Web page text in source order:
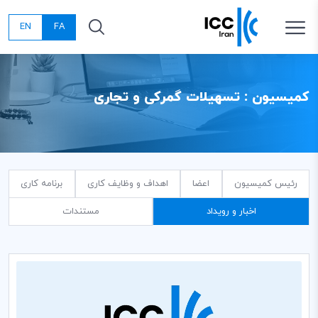
FA
EN
کمیسیون : تسهیلات گمرکی و تجاری
رئیس کمیسیون اعضا اهداف و وظایف کاری برنامه کاری
اخبار و رویداد مستندات